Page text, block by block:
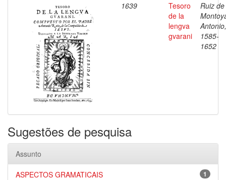
1639
Tesoro
de la
lengva
gvarani
Ruiz de
Antonio,
1585-
1652
Sugestões de pesquisa
Assunto
1
ASPECTOS GRAMATICAIS